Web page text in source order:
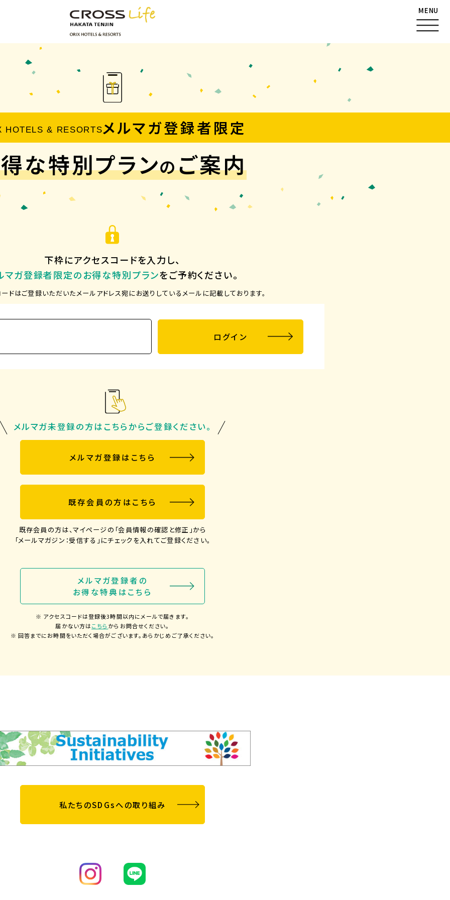
MENU
HOTELS & RESORTSメルマガ登録者限定
な特別プランのご案内
下枠にアクセスコードを入力し、
マガ登録者限定のお得な特別プランをご予約ください。
ドはご登録いただいたメールアドレス宛にお送りしているメールに記載しております。
ログイン
メルマガ未登録の方はこちらからご登録ください。
メルマガ登録はこちら
既存会員の方はこちら
既存会員の方は、マイページの「会員情報の確認と修正」から
「メールマガジン：受信する」にチェックを入れてご登録ください。
メルマガ登録者の
お得な特典はこちら
※ アクセスコードは登録後3時間以内にメールで届きます。
届かない方はこちら からお問合せください。
※ 回答までにお時間をいただく場合がございます。 あらかじめご了承ください。
私たちのSDGsへの取り組み